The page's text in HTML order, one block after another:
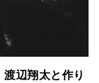
辺翔太と作り